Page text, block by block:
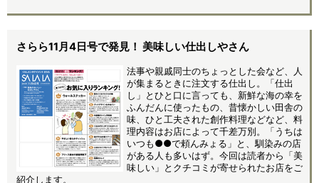
さらら11月4日号で発見！ 美味しい仕出しやさん
法事や親戚同士のちょっとした会など、人
が集まるときに注文する仕出し。「仕出
し」とひと口に言っても、新鮮な海の幸を
ふんだんに使ったもの、昔懐かしい田舎の
味、ひと工夫された創作料理などなど、料
理内容はお店によって千差万別。「うちは
いつも●●で頼んみょる」と、馴染みの店
がある人も多いはず。今回は読者から「美
味しい」とクチコミが寄せられたお店をご
紹介します。